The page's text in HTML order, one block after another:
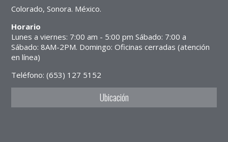
Colorado, Sonora. México.
Horario
Lunes a viernes: 7:00 am - 5:00 pm Sábado: 7:00 a
Sábado: 8AM-2PM. Domingo: Oficinas cerradas (atención
en línea)
Teléfono: (653) 127 5152
Ubicación